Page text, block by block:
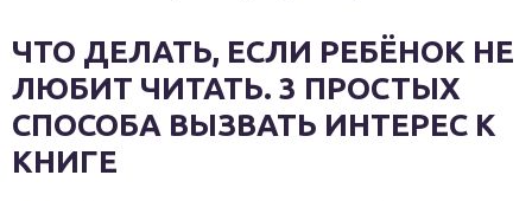
ЧТО ДЕЛАТЬ, ЕСЛИ РЕБЁНОК НЕ
ЛЮБИТ ЧИТАТЬ. 3 ПРОСТЫХ
СПОСОБА ВЫЗВАТЬ ИНТЕРЕС К
КНИГЕ